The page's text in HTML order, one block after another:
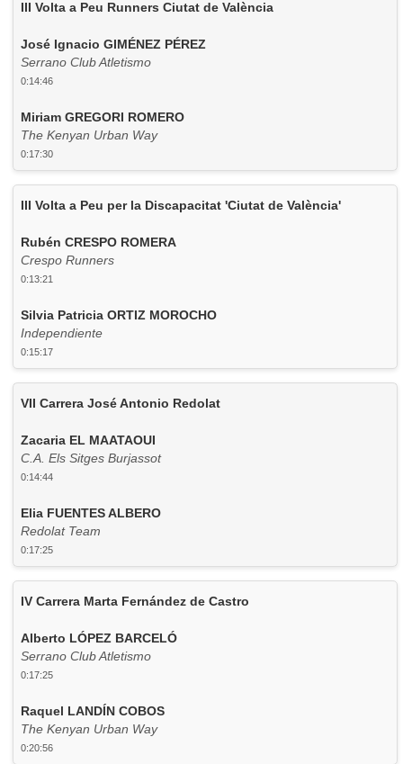
III Volta a Peu Runners Ciutat de València
José Ignacio GIMÉNEZ PÉREZ
Serrano Club Atletismo
0:14:46
Miriam GREGORI ROMERO
The Kenyan Urban Way
0:17:30
III Volta a Peu per la Discapacitat 'Ciutat de València'
Rubén CRESPO ROMERA
Crespo Runners
0:13:21
Silvia Patricia ORTIZ MOROCHO
Independiente
0:15:17
VII Carrera José Antonio Redolat
Zacaria EL MAATAOUI
C.A. Els Sitges Burjassot
0:14:44
Elia FUENTES ALBERO
Redolat Team
0:17:25
IV Carrera Marta Fernández de Castro
Alberto LÓPEZ BARCELÓ
Serrano Club Atletismo
0:17:25
Raquel LANDÍN COBOS
The Kenyan Urban Way
0:20:56